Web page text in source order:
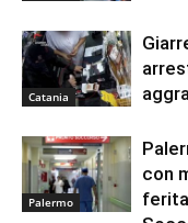
Catania
Palermo
con